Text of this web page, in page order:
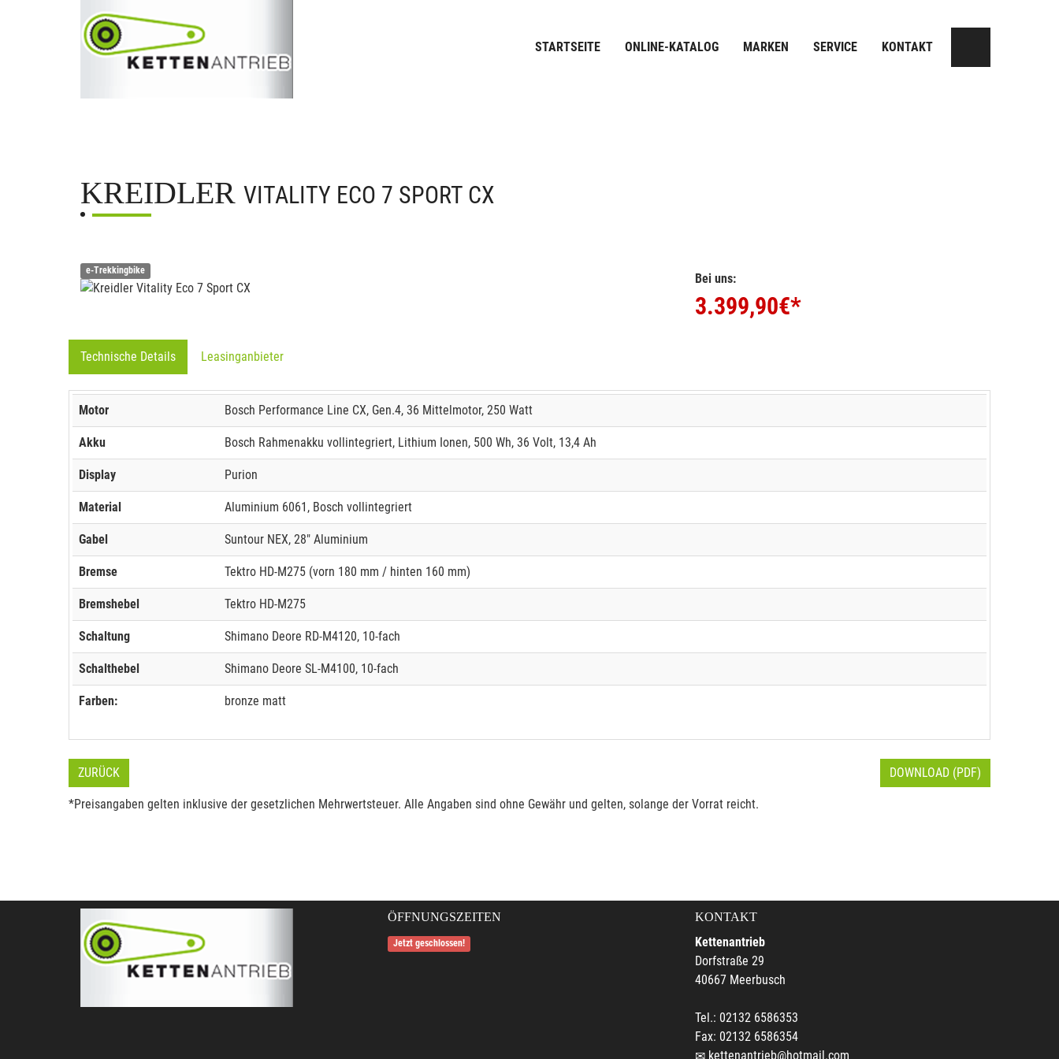
STARTSEITE ONLINE-KATALOG MARKEN SERVICE KONTAKT
KREIDLER VITALITY ECO 7 SPORT CX
e-Trekkingbike
Bei uns:
3.399,90€*
Technische Details Leasinganbieter
Motor Bosch Performance Line CX, Gen.4, 36 Mittelmotor, 250 Watt
Akku Bosch Rahmenakku vollintegriert, Lithium Ionen, 500 Wh, 36 Volt, 13,4 Ah
Display Purion
Material Aluminium 6061, Bosch vollintegriert
Gabel Suntour NEX, 28" Aluminium
Bremse Tektro HD-M275 (vorn 180 mm / hinten 160 mm)
Bremshebel Tektro HD-M275
Schaltung Shimano Deore RD-M4120, 10-fach
Schalthebel Shimano Deore SL-M4100, 10-fach
Farben: bronze matt
ZURÜCK DOWNLOAD (PDF)
*Preisangaben gelten inklusive der gesetzlichen Mehrwertsteuer. Alle Angaben sind ohne Gewähr und gelten, solange der Vorrat reicht.
ÖFFNUNGSZEITEN
Jetzt geschlossen!
KONTAKT
Kettenantrieb
Dorfstraße 29
40667 Meerbusch
Tel.: 02132 6586353
Fax: 02132 6586354
kettenantrieb@hotmail.com